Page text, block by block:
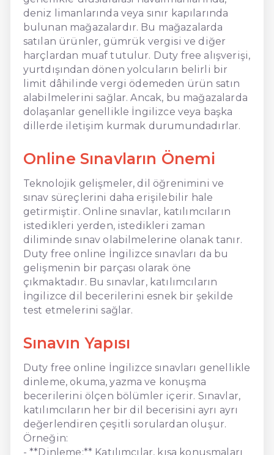
deniz limanlarında veya sınır kapılarında
bulunan mağazalardır. Bu mağazalarda
satılan ürünler, gümrük vergisi ve diğer
harçlardan muaf tutulur. Duty free alışverişi,
yurtdışından dönen yolcuların belirli bir
limit dâhilinde vergi ödemeden ürün satın
alabilmelerini sağlar. Ancak, bu mağazalarda
dolaşanlar genellikle İngilizce veya başka
dillerde iletişim kurmak durumundadırlar.
Online Sınavların Önemi
Teknolojik gelişmeler, dil öğrenimini ve
sınav süreçlerini daha erişilebilir hale
getirmiştir. Online sınavlar, katılımcıların
istedikleri yerden, istedikleri zaman
diliminde sınav olabilmelerine olanak tanır.
Duty free online İngilizce sınavları da bu
gelişmenin bir parçası olarak öne
çıkmaktadır. Bu sınavlar, katılımcıların
İngilizce dil becerilerini esnek bir şekilde
test etmelerini sağlar.
Sınavın Yapısı
Duty free online İngilizce sınavları genellikle
dinleme, okuma, yazma ve konuşma
becerilerini ölçen bölümler içerir. Sınavlar,
katılımcıların her bir dil becerisini ayrı ayrı
değerlendiren çeşitli sorulardan oluşur.
Örneğin:
- **Dinleme:** Katılımcılar, kısa konuşmaları